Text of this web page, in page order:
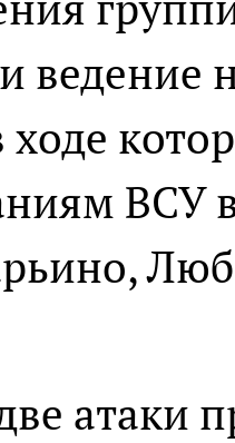
ведение
ходе
ВСУ
атаки